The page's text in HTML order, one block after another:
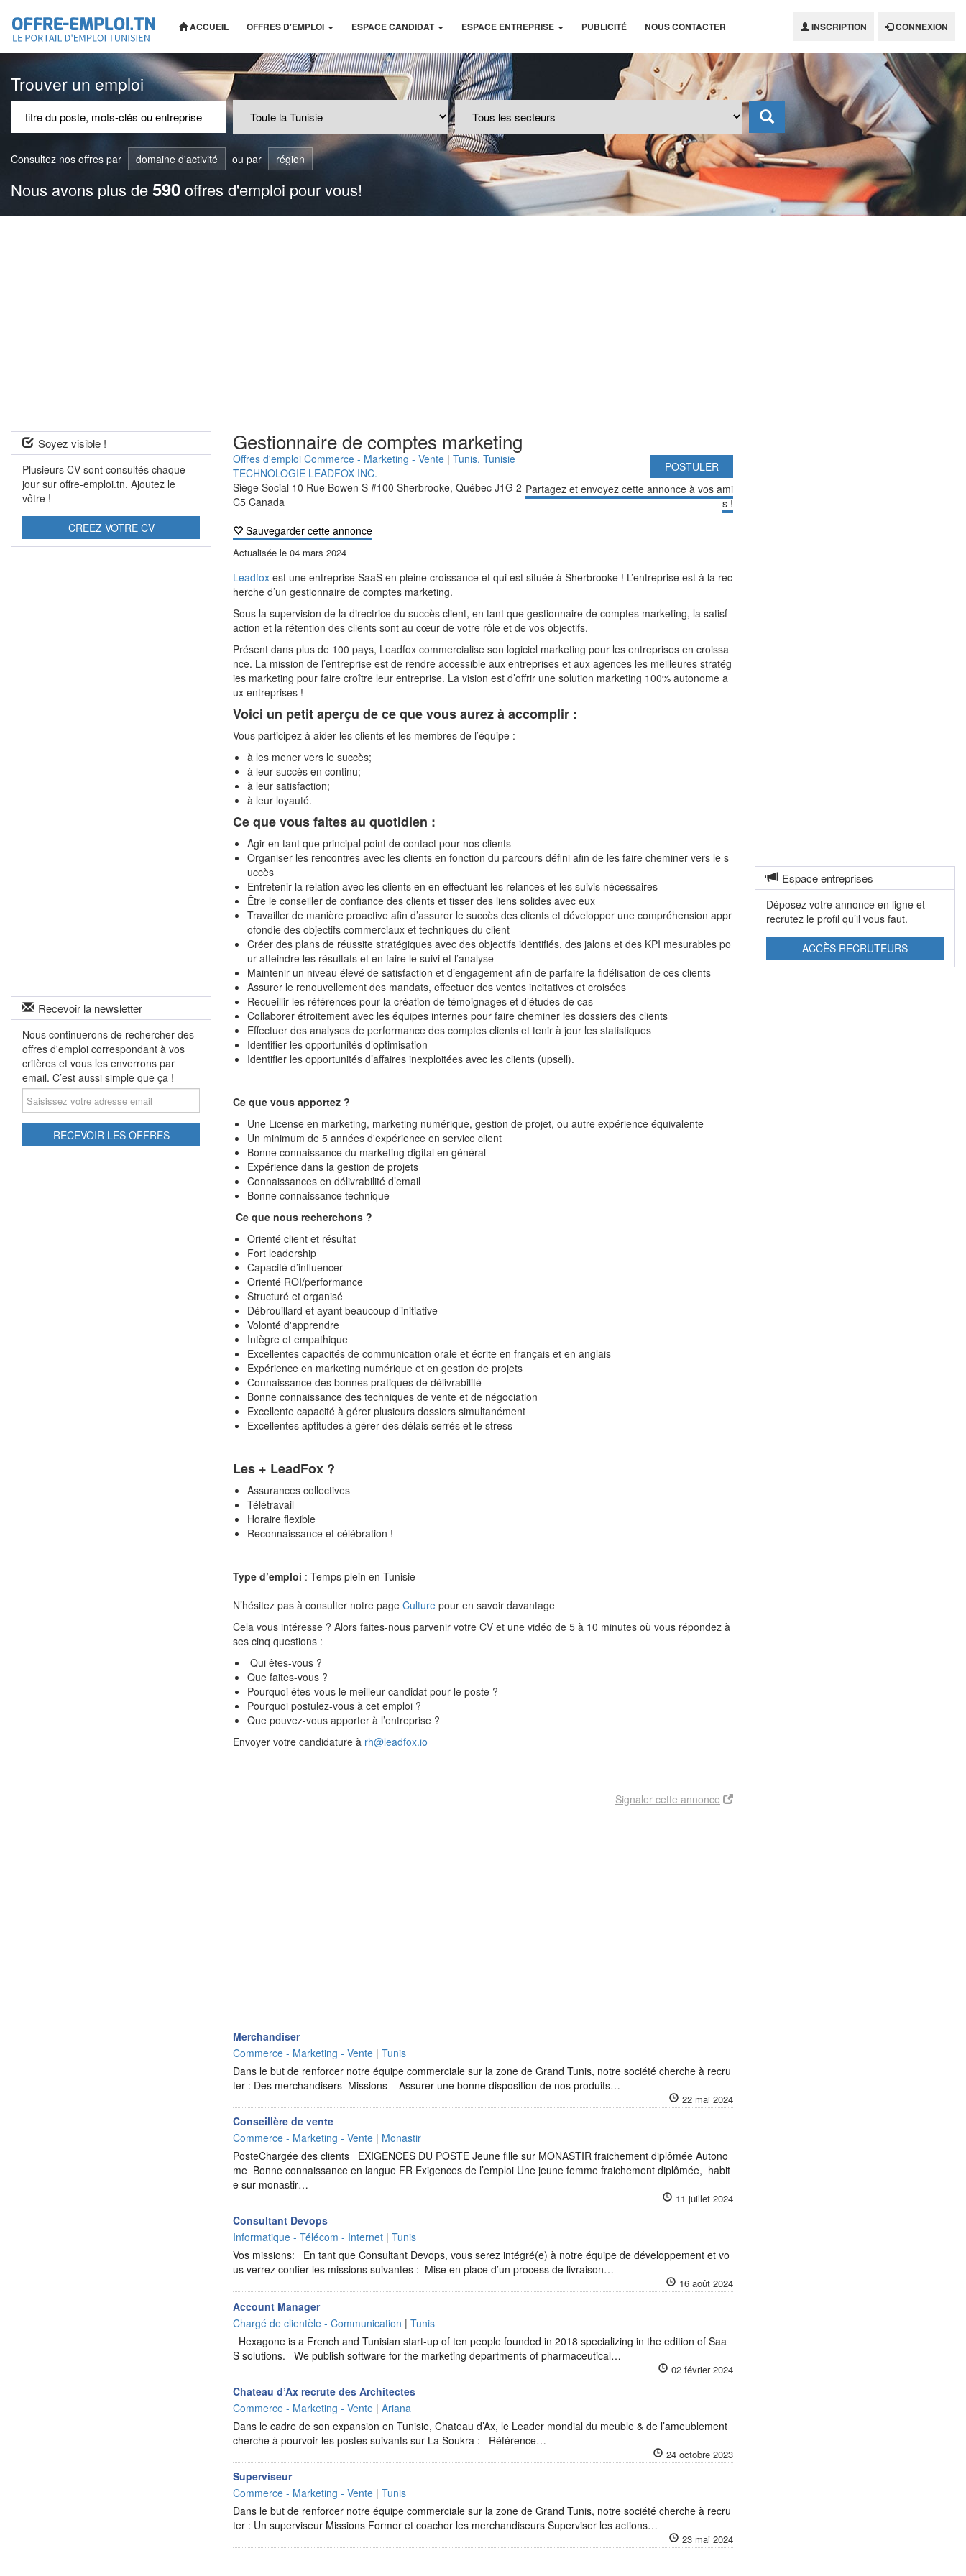
ACCUEIL OFFRES D'EMPLOI ESPACE CANDIDAT ESPACE ENTREPRISE PUBLICITÉ NOUS CONTACTER INSCRIPTION CONNEXION
Trouver un emploi
Consultez nos offres par domaine d'activité ou par région
Nous avons plus de590offres d'emploi pour vous!
Soyez visible !
Plusieurs CV sont consultés chaque
jour sur offre-emploi.tn. Ajoutez le
vôtre !
CREEZ VOTRE CV
Recevoir la newsletter
Nous continuerons de rechercher des
offres d'emploi correspondant à vos
critères et vous les enverrons par
email. C’est aussi simple que ça !
Saisissez
votre
adresse
RECEVOIR LES OFFRES
Gestionnaire de comptes marketing
Offres d'emploi Commerce - Marketing - Vente |Tunis, Tunisie
TECHNOLOGIE LEADFOX INC.
Siège Social 10 Rue Bowen S #100 Sherbrooke, Québec J1G 2
C5 Canada
Sauvegarder cette annonce
Actualisée le04 mars 2024
POSTULER
Partagez et envoyez cette annonce à vos ami
s !
Leadfox est une entreprise SaaS en pleine croissance et qui est située à Sherbrooke ! L’entreprise est à la rec
herche d’un gestionnaire de comptes marketing.
Sous la supervision de la directrice du succès client, en tant que gestionnaire de comptes marketing, la satisf
action et la rétention des clients sont au cœur de votre rôle et de vos objectifs.
Présent dans plus de 100 pays, Leadfox commercialise son logiciel marketing pour les entreprises en croissa
nce. La mission de l’entreprise est de rendre accessible aux entreprises et aux agences les meilleures stratég
ies marketing pour faire croître leur entreprise. La vision est d’offrir une solution marketing 100% autonome a
ux entreprises !
Voici un petit aperçu de ce que vous aurez à accomplir :
Vous participez à aider les clients et les membres de l’équipe :
à les mener vers le succès;
à leur succès en continu;
à leur satisfaction;
à leur loyauté.
Ce que vous faites au quotidien :
Agir en tant que principal point de contact pour nos clients
Organiser les rencontres avec les clients en fonction du parcours défini afin de les faire cheminer vers le s
uccès
Entretenir la relation avec les clients en en effectuant les relances et les suivis nécessaires
Être le conseiller de confiance des clients et tisser des liens solides avec eux
Travailler de manière proactive afin d’assurer le succès des clients et développer une compréhension appr
ofondie des objectifs commerciaux et techniques du client
Créer des plans de réussite stratégiques avec des objectifs identifiés, des jalons et des KPI mesurables po
ur atteindre les résultats et en faire le suivi et l’analyse
Maintenir un niveau élevé de satisfaction et d’engagement afin de parfaire la fidélisation de ces clients
Assurer le renouvellement des mandats, effectuer des ventes incitatives et croisées
Recueillir les références pour la création de témoignages et d’études de cas
Collaborer étroitement avec les équipes internes pour faire cheminer les dossiers des clients
Effectuer des analyses de performance des comptes clients et tenir à jour les statistiques
Identifier les opportunités d’optimisation
Identifier les opportunités d’affaires inexploitées avec les clients (upsell).
Ce que vous apportez ?
Une License en marketing, marketing numérique, gestion de projet, ou autre expérience équivalente
Un minimum de 5 années d'expérience en service client
Bonne connaissance du marketing digital en général
Expérience dans la gestion de projets
Connaissances en délivrabilité d’email
Bonne connaissance technique
Ce que nous recherchons ?
Orienté client et résultat
Fort leadership
Capacité d’influencer
Orienté ROI/performance
Structuré et organisé
Débrouillard et ayant beaucoup d’initiative
Volonté d'apprendre
Intègre et empathique
Excellentes capacités de communication orale et écrite en français et en anglais
Expérience en marketing numérique et en gestion de projets
Connaissance des bonnes pratiques de délivrabilité
Bonne connaissance des techniques de vente et de négociation
Excellente capacité à gérer plusieurs dossiers simultanément
Excellentes aptitudes à gérer des délais serrés et le stress
Les + LeadFox ?
Assurances collectives
Télétravail
Horaire flexible
Reconnaissance et célébration !
Type d’emploi : Temps plein en Tunisie
N’hésitez pas à consulter notre page Culture pour en savoir davantage
Cela vous intéresse ? Alors faites-nous parvenir votre CV et une vidéo de 5 à 10 minutes où vous répondez à
ses cinq questions :
Qui êtes-vous ?
Que faites-vous ?
Pourquoi êtes-vous le meilleur candidat pour le poste ?
Pourquoi postulez-vous à cet emploi ?
Que pouvez-vous apporter à l’entreprise ?
Envoyer votre candidature à rh@leadfox.io
Signaler cette annonce
Merchandiser
Commerce - Marketing - Vente |Tunis
Dans le but de renforcer notre équipe commerciale sur la zone de Grand Tunis, notre société cherche à recru
ter : Des merchandisers Missions – Assurer une bonne disposition de nos produits…
22 mai 2024
Conseillère de vente
Commerce - Marketing - Vente | Monastir
PosteChargée des clients EXIGENCES DU POSTE Jeune fille sur MONASTIR fraichement diplômée Autono
me Bonne connaissance en langue FR Exigences de l’emploi Une jeune femme fraichement diplômée, habit
e sur monastir…
11 juillet 2024
Consultant Devops
Informatique - Télécom - Internet |Tunis
Vos missions: En tant que Consultant Devops, vous serez intégré(e) à notre équipe de développement et vo
us verrez confier les missions suivantes : Mise en place d’un process de livraison…
16 août 2024
Account Manager
Chargé de clientèle - Communication |Tunis
Hexagone is a French and Tunisian start-up of ten people founded in 2018 specializing in the edition of Saa
S solutions. We publish software for the marketing departments of pharmaceutical…
02 février 2024
Chateau d’Ax recrute des Architectes
Commerce - Marketing - Vente |Ariana
Dans le cadre de son expansion en Tunisie, Chateau d’Ax, le Leader mondial du meuble & de l’ameublement
cherche à pourvoir les postes suivants sur La Soukra : Référence…
24 octobre 2023
Superviseur
Commerce - Marketing - Vente |Tunis
Dans le but de renforcer notre équipe commerciale sur la zone de Grand Tunis, notre société cherche à recru
ter : Un superviseur Missions Former et coacher les merchandiseurs Superviser les actions…
23 mai 2024
Espace entreprises
Déposez votre annonce en ligne et
recrutez le profil qu’il vous faut.
ACCÈS RECRUTEURS